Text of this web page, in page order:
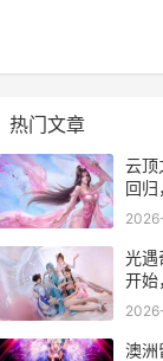
热门文章
云顶
回归
之弈
光遇
开始
服卡
澳洲